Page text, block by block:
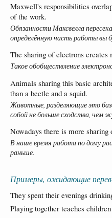
Maxwell's responsibilities
of the work.
Обязанности Максвелла
определённую часть работы вы
The sharing of electrons creates
Такое обобществление
Animals sharing this basic
than a beetle and a squid.
Животные, разделяющие это
собой не больше сходства, чем
Nowadays there is more sharing
В наше время работа по дому
раньше.
Примеры, ожидающие
They spent their evenings
Playing together teaches